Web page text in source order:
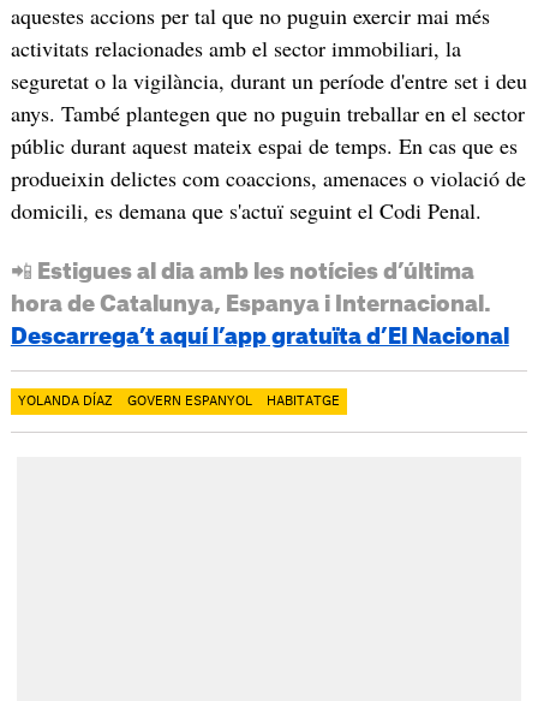
aquestes accions per tal que no puguin exercir mai més
activitats relacionades amb el sector immobiliari, la
seguretat o la vigilància, durant un període d'entre set i deu
anys. També plantegen que no puguin treballar en el sector
públic durant aquest mateix espai de temps. En cas que es
produeixin delictes com coaccions, amenaces o violació de
domicili, es demana que s'actuï seguint el Codi Penal.
📲 Estigues al dia amb les notícies d’última
hora de Catalunya, Espanya i Internacional.
Descarrega’t aquí l’app gratuïta d’El Nacional
YOLANDA DÍAZ GOVERN ESPANYOL HABITATGE